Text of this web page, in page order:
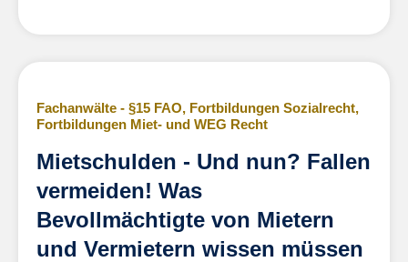
Fachanwälte - §15 FAO, Fortbildungen Sozialrecht,
Fortbildungen Miet- und WEG Recht
Mietschulden - Und nun? Fallen
vermeiden! Was
Bevollmächtigte von Mietern
und Vermietern wissen müssen